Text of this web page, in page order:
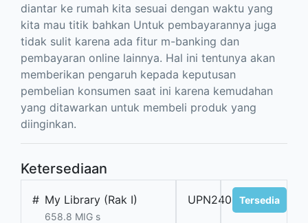
diantar ke rumah kita sesuai dengan waktu yang
kita mau titik bahkan Untuk pembayarannya juga
tidak sulit karena ada fitur m-banking dan
pembayaran online lainnya. Hal ini tentunya akan
memberikan pengaruh kepada keputusan
pembelian konsumen saat ini karena kemudahan
yang ditawarkan untuk membeli produk yang
diinginkan.
Ketersediaan
# My Library (Rak I)
658.8 MIG s
UPN240287Tersedia